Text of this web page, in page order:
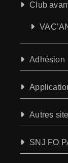
Club
Adhésion
Autres
SNJ FO